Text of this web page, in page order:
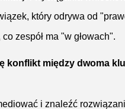
który odrywa od
zespół ma "w głowach".
konflikt między dwoma
i znaleźć